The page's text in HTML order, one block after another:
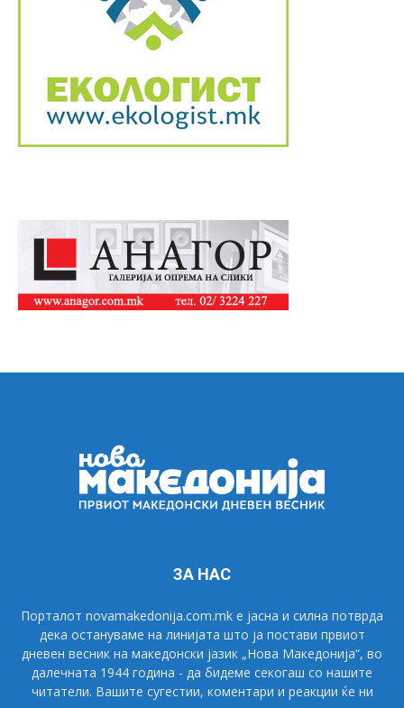
ЗА НАС
Порталот novamakedonija.com.mk е јасна и силна потврда
дека остануваме на линијата што ја постави првиот
дневен весник на македонски јазик „Нова Македонија“, во
далечната 1944 година - да бидеме секогаш со нашите
читатели. Вашите сугестии, коментари и реакции ќе ни